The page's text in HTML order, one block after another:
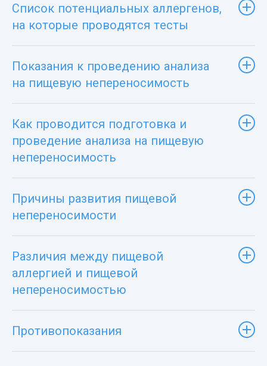
Список потенциальных аллергенов,
на которые проводятся тесты
Показания к проведению анализа
на пищевую непереносимость
Как проводится подготовка и
проведение анализа на пищевую
непереносимость
Причины развития пищевой
непереносимости
Различия между пищевой
аллергией и пищевой
непереносимостью
Противопоказания